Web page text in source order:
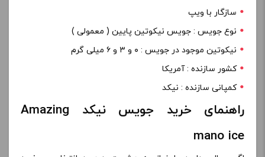
سازگار با ویپ
نوع جویس : جویس نیکوتین پایین ( معمولی )
نیکوتین موجود در جویس : ۰ و ۳ و ۶ میلی گرم
کشور سازنده : آمریکا
کمپانی سازنده : نیکد
راهنمای خرید جویس نیکد Amazing
mano ice